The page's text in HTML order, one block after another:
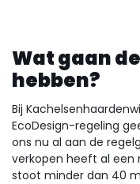
Wat gaan
hebben?
Bij
EcoDesign-regeling
ons nu al aan de
verkopen heeft al een
stoot minder dan 40